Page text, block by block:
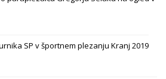
SP v športnem plezanju Kranj 2019